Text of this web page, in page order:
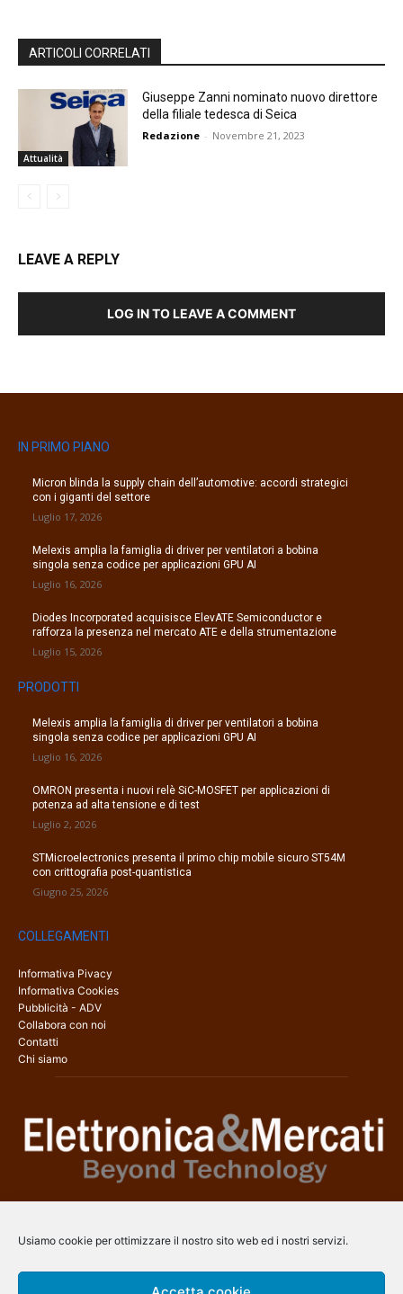
Usiamo cookie per ottimizzare il nostro sito web ed i nostri servizi.
ARTICOLI CORRELATI
Attualità
Giuseppe Zanni nominato nuovo direttore
della filiale tedesca di Seica
Redazione - Novembre 21, 2023
LEAVE A REPLY
LOG IN TO LEAVE A COMMENT
IN PRIMO PIANO
Micron blinda la supply chain dell’automotive: accordi strategici
con i giganti del settore
Luglio 17, 2026
Melexis amplia la famiglia di driver per ventilatori a bobina
singola senza codice per applicazioni GPU AI
Luglio 16, 2026
Diodes Incorporated acquisisce ElevATE Semiconductor e
rafforza la presenza nel mercato ATE e della strumentazione
Luglio 15, 2026
PRODOTTI
Melexis amplia la famiglia di driver per ventilatori a bobina
singola senza codice per applicazioni GPU AI
Luglio 16, 2026
OMRON presenta i nuovi relè SiC-MOSFET per applicazioni di
potenza ad alta tensione e di test
Luglio 2, 2026
STMicroelectronics presenta il primo chip mobile sicuro ST54M
con crittografia post-quantistica
Giugno 25, 2026
COLLEGAMENTI
Informativa Pivacy
Informativa Cookies
Pubblicità - ADV
Collabora con noi
Contatti
Chi siamo
una copertura a 360° che coinvolge tecnologie, prodotti, mercati e